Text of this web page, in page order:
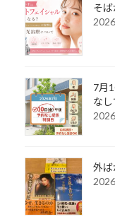
そ
7月
な
外ば